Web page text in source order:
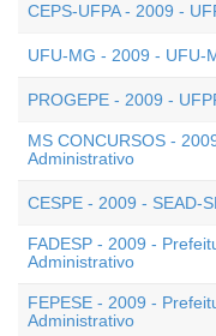
CEPS-UFPA - 2009 -
UFU-MG - 2009 - UFU-
PROGEPE - 2009 -
MS CONCURSOS -
Administrativo
CESPE - 2009 - SEAD-
FADESP - 2009 -
Administrativo
FEPESE - 2009 -
Administrativo